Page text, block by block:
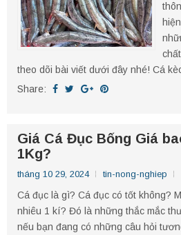
theo dõi bài viết dưới đây nhé! Cá
Share:
Giá Cá Đục Bống Giá
1Kg?
tháng 10 29, 2024 tin-nong-nghiep
Cá đục là gì? Cá đục có tốt không?
nhiêu 1 kí? Đó là những thắc mắc
nếu bạn đang có những câu hỏi